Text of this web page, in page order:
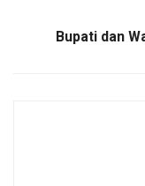
Bupati dan